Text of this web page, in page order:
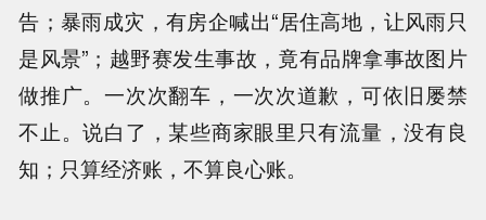
告；暴雨成灾，有房企喊出“居住高地，让风雨只
是风景”；越野赛发生事故，竟有品牌拿事故图片
做推广。一次次翻车，一次次道歉，可依旧屡禁
不止。说白了，某些商家眼里只有流量，没有良
知；只算经济账，不算良心账。